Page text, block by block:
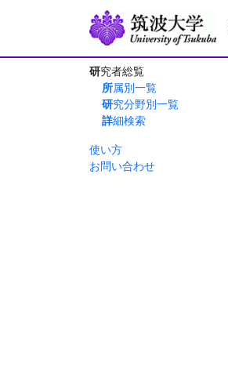
研究者総覧
所属別一覧
研究分野別一覧
詳細検索
使い方
お問い合わせ